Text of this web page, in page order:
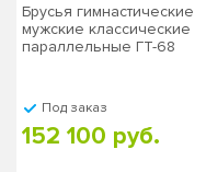
Брусья гимнастические
мужские классические
параллельные ГТ-68
Под заказ
152 100 руб.